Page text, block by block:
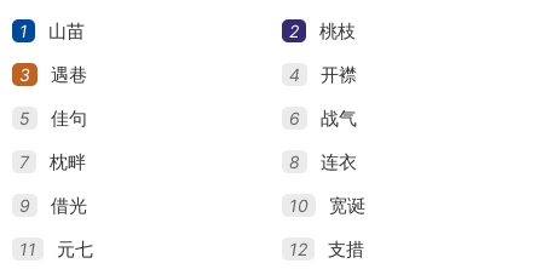
1 山苗 2 桃枝
3 遇巷 4 开襟
5 佳句 6 战气
7 枕畔 8 连衣
9 借光 10 宽诞
11 元七 12 支措